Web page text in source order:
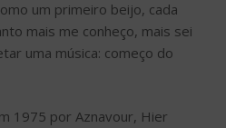
um primeiro beijo, cada
mais me conheço, mais sei
uma música: começo do
1975 por Aznavour, Hier